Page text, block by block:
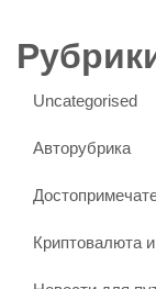
Uncategorised
Авторубрика
Криптовалюта